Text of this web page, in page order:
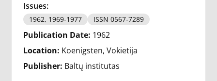
Issues:
1962, 1969-1977 ISSN 0567-7289
Publication Date: 1962
Location: Koenigsten, Vokietija
Publisher: Baltų institutas